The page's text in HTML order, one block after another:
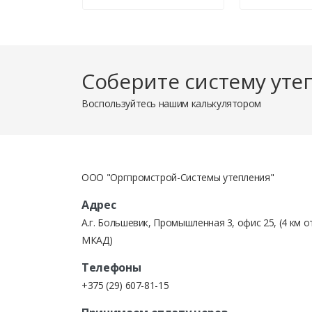
Счет на товары может быть выставлен как
При оплате товаров наличными деньгами или
выдается товарный чек, в котором подробно
Соберите систему
Воспользуйтесь нашим калькулятором
ООО "Оргпромстрой-Системы утепления"
Адрес
А.г. Большевик, Промышленная 3, офис 25, (4 км
МКАД)
Телефоны
+375 (29) 607-81-15